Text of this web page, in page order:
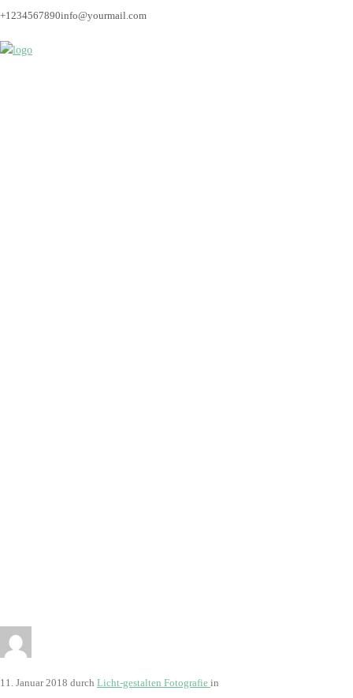
+1234567890info@yourmail.com
11. Januar 2018 durch Licht-gestalten Fotografie in